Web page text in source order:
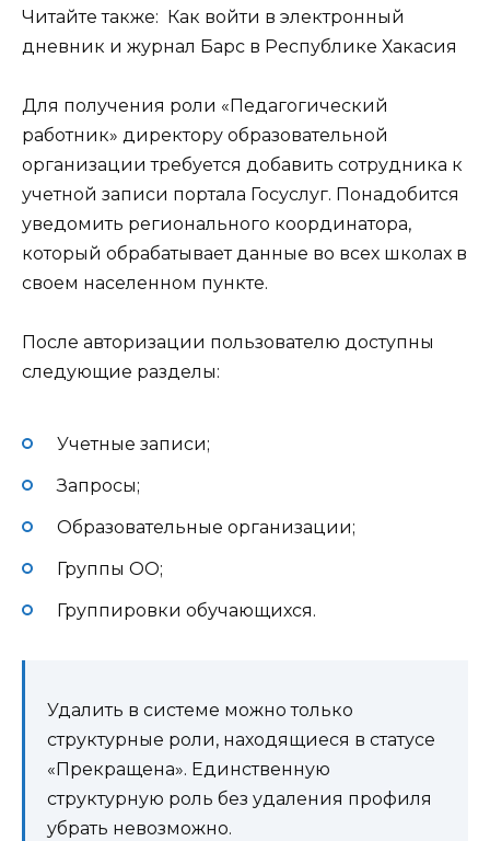
Читайте также: Как войти в электронный
дневник и журнал Барс в Республике Хакасия
Для получения роли «Педагогический
работник» директору образовательной
организации требуется добавить сотрудника к
учетной записи портала Госуслуг. Понадобится
уведомить регионального координатора,
который обрабатывает данные во всех школах в
своем населенном пункте.
После авторизации пользователю доступны
следующие разделы:
Учетные записи;
Запросы;
Образовательные организации;
Группы ОО;
Группировки обучающихся.
Удалить в системе можно только
структурные роли, находящиеся в статусе
«Прекращена». Единственную
структурную роль без удаления профиля
убрать невозможно.